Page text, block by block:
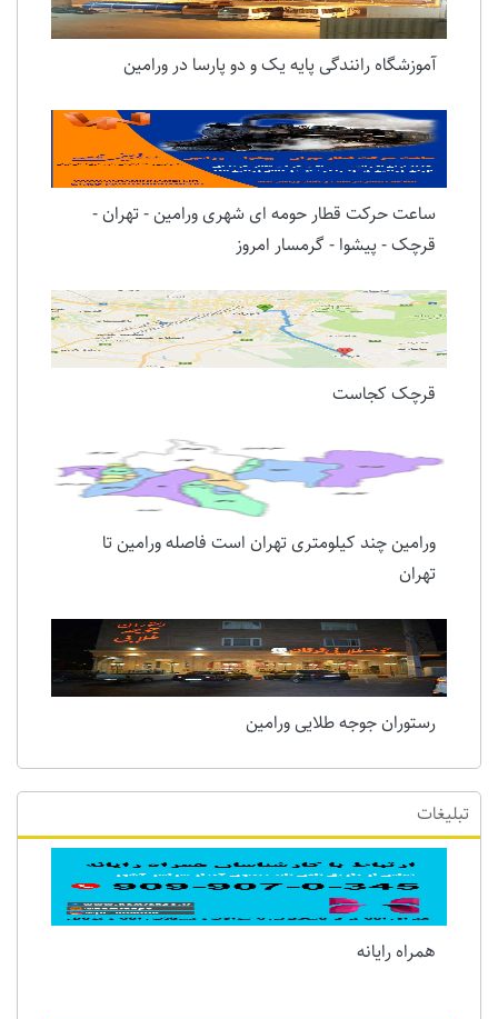
آموزشگاه رانندگی پایه یک و دو پارسا در ورامین
ساعت حرکت قطار حومه ای شهری ورامین - تهران -
قرچک - پیشوا - گرمسار امروز
قرچک کجاست
ورامین چند کیلومتری تهران است فاصله ورامین تا
تهران
رستوران جوجه طلایی ورامین
تبلیغات
همراه رایانه